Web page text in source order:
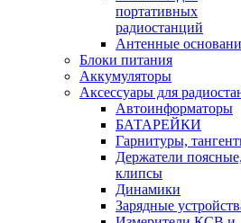
портативных
радиостанций
Антенные
Блоки питания
Аккумуляторы
Аксессуары для
Автоинформаторы
БАТАРЕЙКИ
Гарнитуры,
Держатели поясные,
клипсы
Динамики
Зарядные